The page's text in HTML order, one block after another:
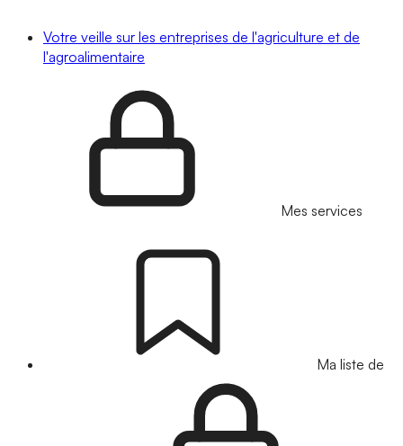
Votre veille sur les entreprises de l'agriculture et de
l'agroalimentaire
Mes services
Ma liste de